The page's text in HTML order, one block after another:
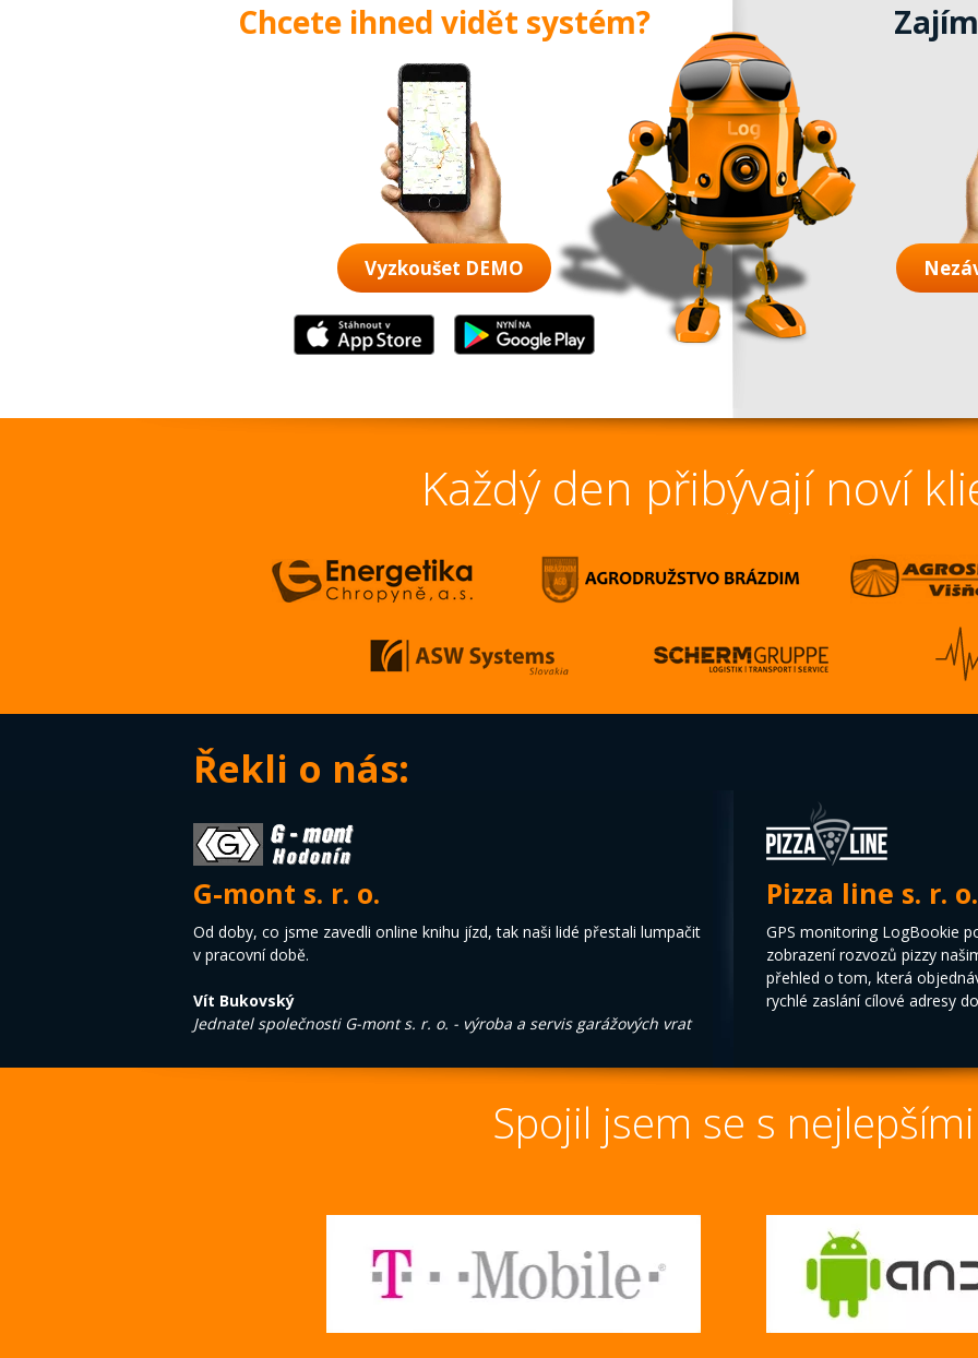
Chcete ihned vidět systém?
Vyzkoušet DEMO
Každý den přibývají noví
Řekli o nás:
G-mont s. r. o.
Od doby, co jsme zavedli online knihu jízd, tak naši lidé přestali lumpačit
v pracovní době.
Vít Bukovský
Jednatel společnosti G-mont s. r. o. - výroba a servis garážových vrat
Pizza line s. r. o.
GPS monitoring LogBookie
zobrazení rozvozů pizzy
přehled o tom, která
rychlé zaslání cílové adresy
Spojil jsem se s nejlepšími